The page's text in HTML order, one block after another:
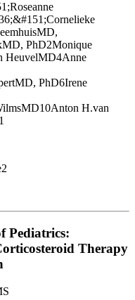
PhD2Monique
HeuvelMD4Anne
PhD6Irene
H.van
Pediatrics:
Therapy